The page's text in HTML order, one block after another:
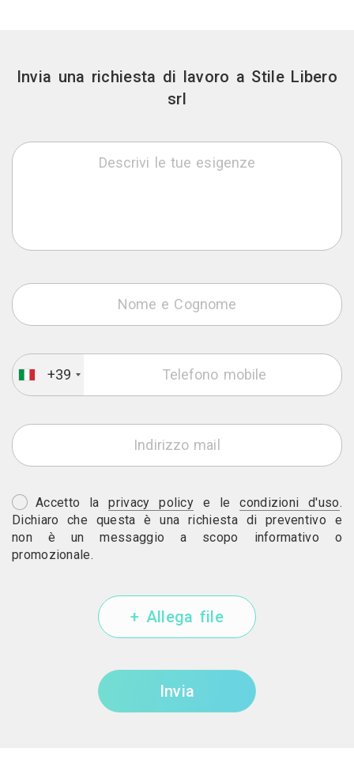
Invia una richiesta di lavoro a Stile Libero
srl
+39
Accetto laprivacy policy e lecondizioni d'uso.
Dichiaro che questa è una richiesta di preventivo e
non è un messaggio a scopo informativo o
promozionale.
+ Allega file
Invia